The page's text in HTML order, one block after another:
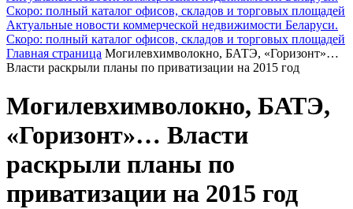
Скоро: полный каталог офисов, складов и торговых площадей
Актуальные новости коммерческой недвижимости Беларуси.
Скоро: полный каталог офисов, складов и торговых площадей
Главная страница Могилевхимволокно, БАТЭ, «Горизонт»…
Власти раскрыли планы по приватизации на 2015 год
Могилевхимволокно, БАТЭ,
«Горизонт»… Власти
раскрыли планы по
приватизации на 2015 год